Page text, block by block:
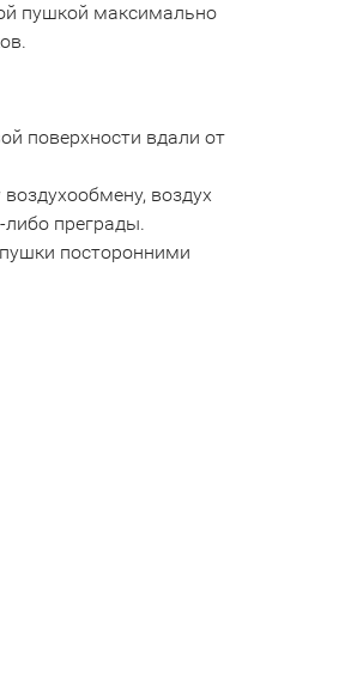
пушкой максимально
поверхности вдали от
воздух
либо преграды.
посторонними